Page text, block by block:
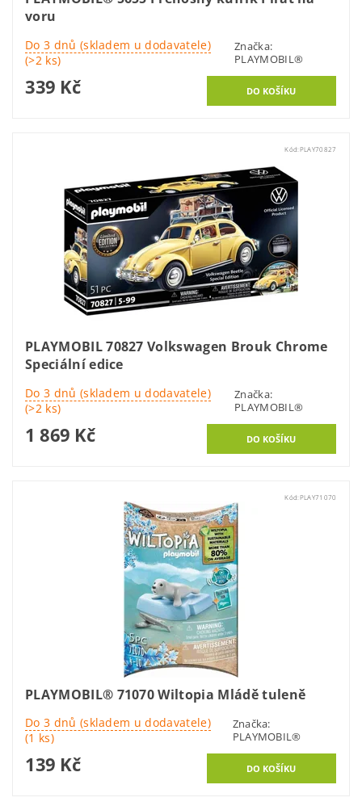
voru
Do 3 dnů (skladem u dodavatele)
(>2 ks)
Značka:
PLAYMOBIL®
339 Kč
Kód: PLAY70827
PLAYMOBIL 70827 Volkswagen Brouk Chrome
Speciální edice
Do 3 dnů (skladem u dodavatele)
(>2 ks)
Značka:
PLAYMOBIL®
1 869 Kč
Kód: PLAY71070
PLAYMOBIL® 71070 Wiltopia Mládě tuleně
Do 3 dnů (skladem u dodavatele)
(1 ks)
Značka:
PLAYMOBIL®
139 Kč